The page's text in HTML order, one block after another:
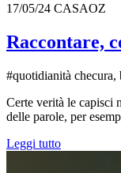
17/05/24 CASAOZ
Raccontare,
#quotidianità checura,
Certe verità le capisci
delle parole, per
Leggi tutto